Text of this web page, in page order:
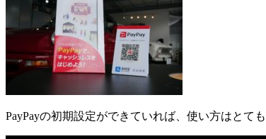
PayPayの初期設定ができていれば、使い方はとても